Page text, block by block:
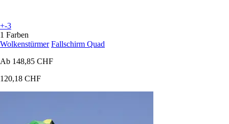
+-3
1 Farben
Wolkenstürmer Fallschirm Quad
Ab 148,85 CHF
120,18 CHF